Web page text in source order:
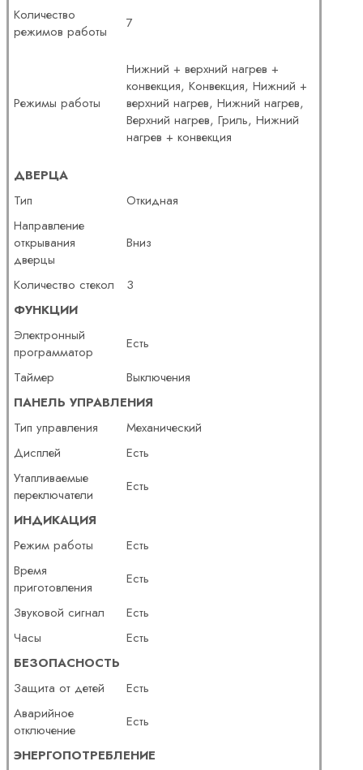
Количество
режимов работы
7
Режимы работы
Нижний + верхний нагрев +
конвекция, Конвекция, Нижний +
верхний нагрев, Нижний нагрев,
Верхний нагрев, Гриль, Нижний
нагрев + конвекция
ДВЕРЦА
Тип
Откидная
Направление
открывания
дверцы
Вниз
Количество стекол
3
ФУНКЦИИ
Электронный
программатор
Есть
Таймер
Выключения
ПАНЕЛЬ УПРАВЛЕНИЯ
Тип управления
Механический
Дисплей
Есть
Утапливаемые
переключатели
Есть
ИНДИКАЦИЯ
Режим работы
Есть
Время
приготовления
Есть
Звуковой сигнал
Есть
Часы
Есть
БЕЗОПАСНОСТЬ
Защита от детей
Есть
Аварийное
отключение
Есть
ЭНЕРГОПОТРЕБЛЕНИЕ